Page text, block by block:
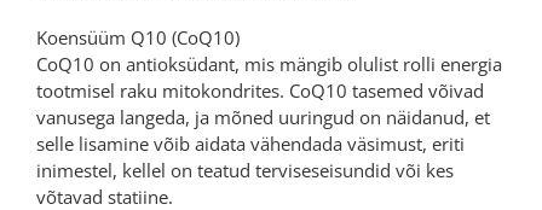
Koensüüm Q10 (CoQ10)
CoQ10 on antioksüdant, mis mängib olulist rolli energia
tootmisel raku mitokondrites. CoQ10 tasemed võivad
vanusega langeda, ja mõned uuringud on näidanud, et
selle lisamine võib aidata vähendada väsimust, eriti
inimestel, kellel on teatud terviseseisundid või kes
võtavad statiine.